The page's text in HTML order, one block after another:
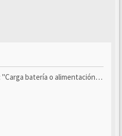
batería o alimentación eléctri...